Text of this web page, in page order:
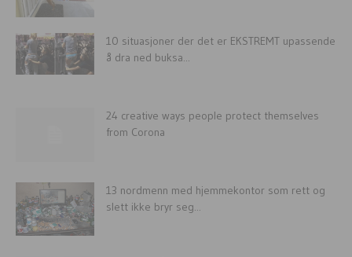
10 situasjoner der det er EKSTREMT upassende
å dra ned buksa...
24 creative ways people protect themselves
from Corona
13 nordmenn med hjemmekontor som rett og
slett ikke bryr seg...